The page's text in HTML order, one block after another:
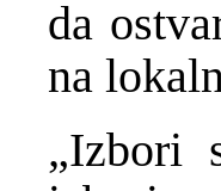
da
na
„Izbori